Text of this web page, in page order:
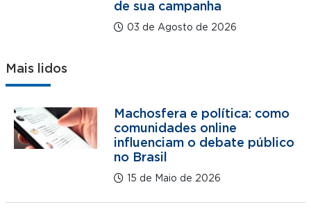
de sua campanha
03 de Agosto de 2026
Mais lidos
Machosfera e política: como
comunidades online
influenciam o debate público
no Brasil
15 de Maio de 2026